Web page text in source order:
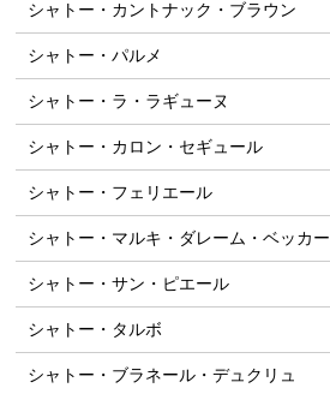
シャトー・カントナック・ブラウン
シャトー・パルメ
シャトー・ラ・ラギューヌ
シャトー・カロン・セギュール
シャトー・フェリエール
シャトー・マルキ・ダレーム・ベッカー
シャトー・サン・ピエール
シャトー・タルボ
シャトー・ブラネール・デュクリュ